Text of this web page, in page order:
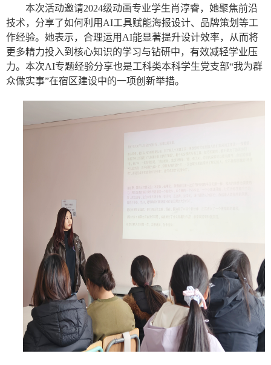
本次活动邀请2024级动画专业学生肖淳睿，她聚焦前沿
技术，分享了如何利用AI工具赋能海报设计、品牌策划等工
作经验。她表示，合理运用AI能显著提升设计效率，从而将
更多精力投入到核心知识的学习与钻研中，有效减轻学业压
力。本次AI专题经验分享也是工科类本科学生党支部“我为群
众做实事”在宿区建设中的一项创新举措。